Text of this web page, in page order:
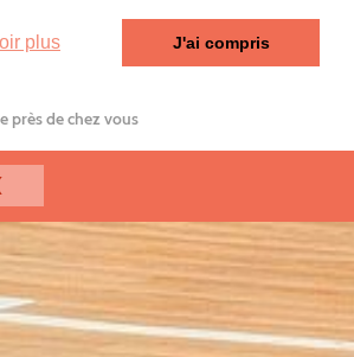
plus J'ai compris
près de chez vous